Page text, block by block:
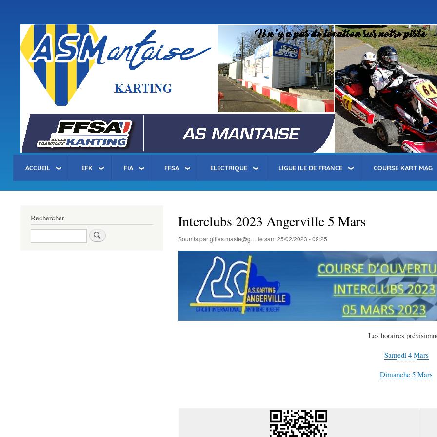
contenu
principal
compte
l'utilisateur
asm-karting.fr
ACCUEIL EFK FIA FFSA ELECTRIQUE LIGUE ILE DE FRANCE COURSE KART MAG
Interclubs 2023 Angerville 5 Mars
Soumis pargilles.masle@g… le sam 25/02/2023 - 09:25
Les horaires
Samedi 4 Mars
Dimanche 5 Mars
Rechercher
Rechercher